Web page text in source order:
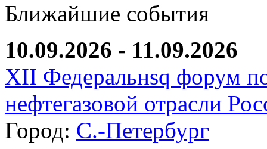
Ближайшие события
10.09.2026 - 11.09.2026
XII Федеральнsq форум
нефтегазовой отрасли
Город: С.-Петербург